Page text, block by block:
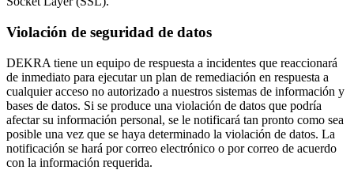
Violación de seguridad de datos
DEKRA tiene un equipo de respuesta a incidentes que reaccionará
de inmediato para ejecutar un plan de remediación en respuesta a
cualquier acceso no autorizado a nuestros sistemas de información y
bases de datos. Si se produce una violación de datos que podría
afectar su información personal, se le notificará tan pronto como sea
posible una vez que se haya determinado la violación de datos. La
notificación se hará por correo electrónico o por correo de acuerdo
con la información requerida.